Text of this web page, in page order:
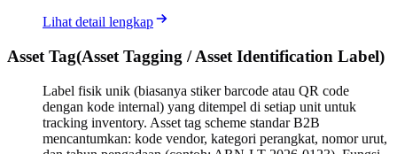
Lihat detail lengkap
Asset Tag(Asset Tagging / Asset Identification Label)
Label fisik unik (biasanya stiker barcode atau QR code
dengan kode internal) yang ditempel di setiap unit untuk
tracking inventory. Asset tag scheme standar B2B
mencantumkan: kode vendor, kategori perangkat, nomor urut,